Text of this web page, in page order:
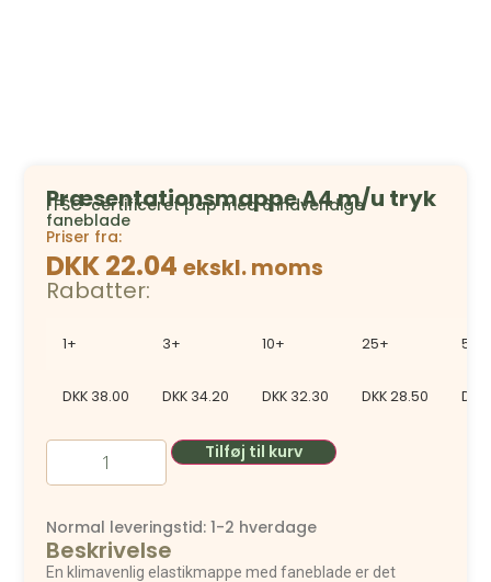
Præsentationsmappe A4 m/u tryk
i FSC-certificeret pap med 6 indvendige
faneblade
Priser fra:
DKK 22.04ekskl. moms
Rabatter:
1+ 3+ 10+ 25+ 50+
DKK 38.00 DKK 34.20 DKK 32.30 DKK28.50 DKK
Tilføj til kurv
Normal leveringstid: 1-2 hverdage
Beskrivelse
En klimavenlig elastikmappe med faneblade er det